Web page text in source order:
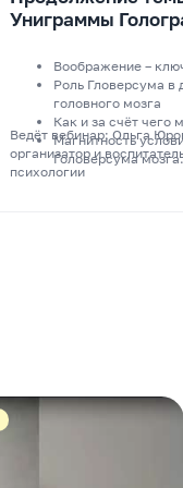
Униграммы
Воображение –
Роль Гловерсума в
головного мозга
Как и за счёт чего
Магнитность
Головерсума мозга.
Ведёт вебинар: Ольга
организатор и
психологии